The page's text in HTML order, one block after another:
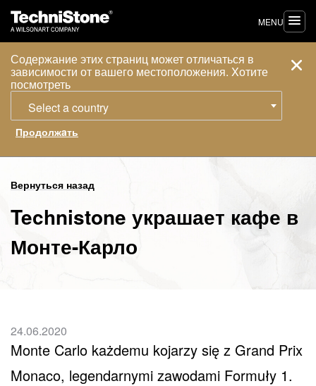
Содержание этих страниц может отличаться в
зависимости от вашего местоположения. Xотите
посмотреть
Select a country
MENU
Вернуться назад
Technistone украшает кафе в
Монте-Карло
24.06.2020
Monte Carlo każdemu kojarzy się z Grand Prix
Monaco, legendarnymi zawodami Formuły 1.